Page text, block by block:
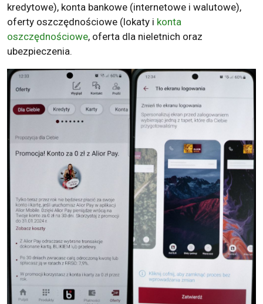
kredytowe), konta bankowe (internetowe i walutowe),
oferty oszczędnościowe (lokaty i konta
oszczędnościowe, oferta dla nieletnich oraz
ubezpieczenia.